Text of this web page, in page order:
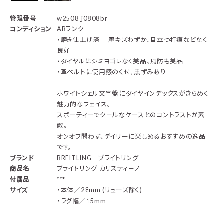
管理番号
w2508ｊ0808br
コンディション
ABランク
・磨き仕上げ済 塵キズわずか、目立つ打痕などなく
良好
・ ダイヤルはシミヨゴレなく美品、風防も美品
・革ベルトに使用感のくせ、黒ずみあり
ホワイトシェル文字盤にダイヤインデックスがきらめく
魅力的なフェイス。
スポーティーでクールなケースとのコントラストが素
敵。
オンオフ問わず、デイリーに楽しめるおすすめの逸品
です。
ブランド
BREITLING ブライトリング
商品名
ブライトリング カリスティーノ
付属品
***
サイズ
・本体／28mm (リューズ除く)
・ラグ幅／15mm